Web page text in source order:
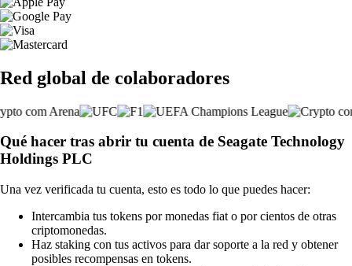
Red global de colaboradores
Qué hacer tras abrir tu cuenta de Seagate Technology
Holdings PLC
Una vez verificada tu cuenta, esto es todo lo que puedes hacer:
Intercambia tus tokens por monedas fiat o por cientos de otras
criptomonedas.
Haz staking con tus activos para dar soporte a la red y obtener
posibles recompensas en tokens.